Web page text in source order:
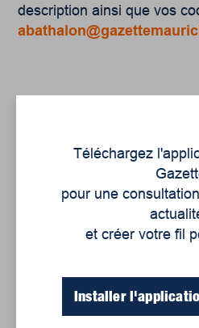
description ainsi que vos
Articles récents
régionale
Téléchargez
pour une
et créer votre fil
Installer